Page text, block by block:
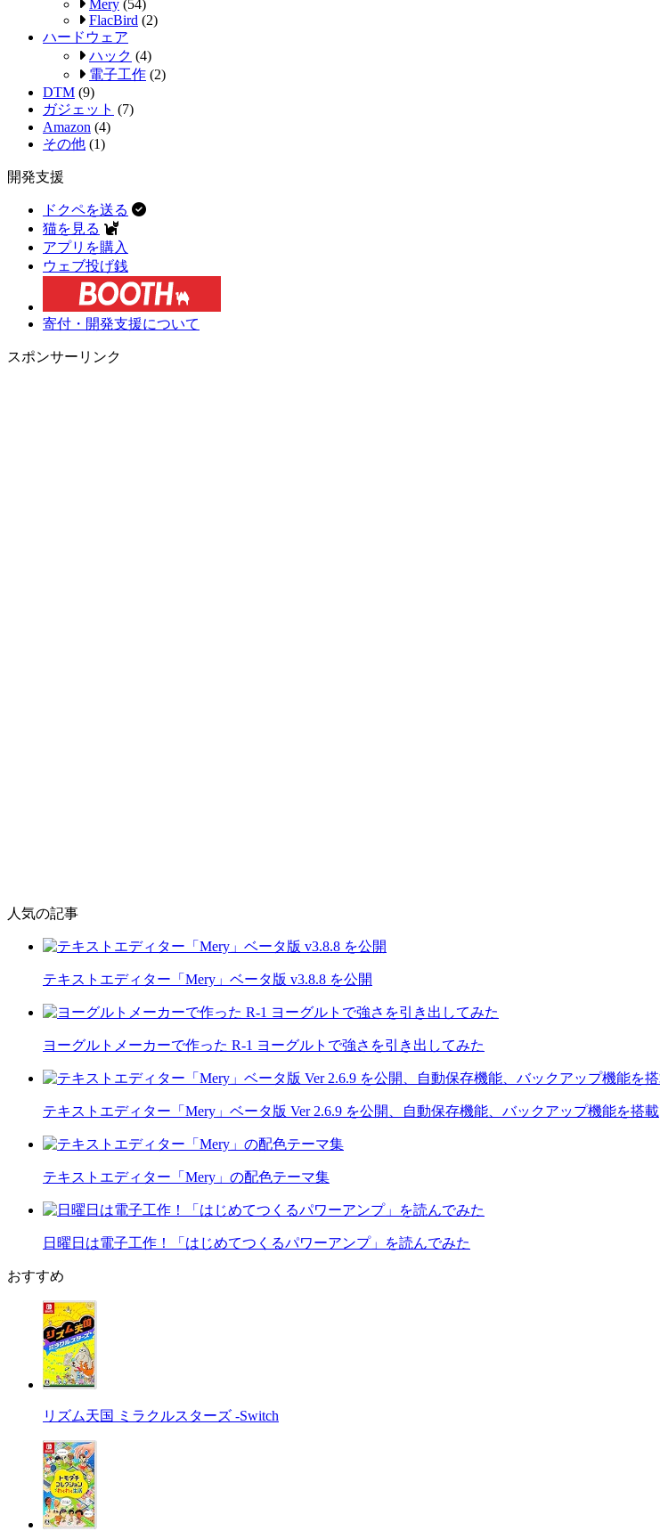
Mery (54)
FlacBird (2)
ハードウェア
ハック (4)
電子工作 (2)
DTM (9)
ガジェット (7)
Amazon (4)
その他 (1)
開発支援
ドクペを送る
猫を見る
アプリを購入
ウェブ投げ銭
寄付・開発支援について
スポンサーリンク
人気の記事
テキストエディター「Mery」ベータ版 v3.8.8 を公開
ヨーグルトメーカーで作った R-1 ヨーグルトで強さを引き出してみた
テキストエディター「Mery」ベータ版 Ver 2.6.9 を公開、自動保存機能、バックアップ機能を搭載
テキストエディター「Mery」の配色テーマ集
日曜日は電子工作！「はじめてつくるパワーアンプ」を読んでみた
おすすめ
リズム天国 ミラクルスターズ -Switch